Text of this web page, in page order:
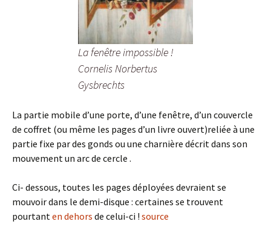
La fenêtre impossible !
Cornelis Norbertus
Gysbrechts
La partie mobile d’une porte, d’une fenêtre, d’un couvercle
de coffret (ou même les pages d’un livre ouvert)reliée à une
partie fixe par des gonds ou une charnière décrit dans son
mouvement un arc de cercle .
Ci- dessous, toutes les pages déployées devraient se
mouvoir dans le demi-disque : certaines se trouvent
pourtanten dehors de celui-ci ! source